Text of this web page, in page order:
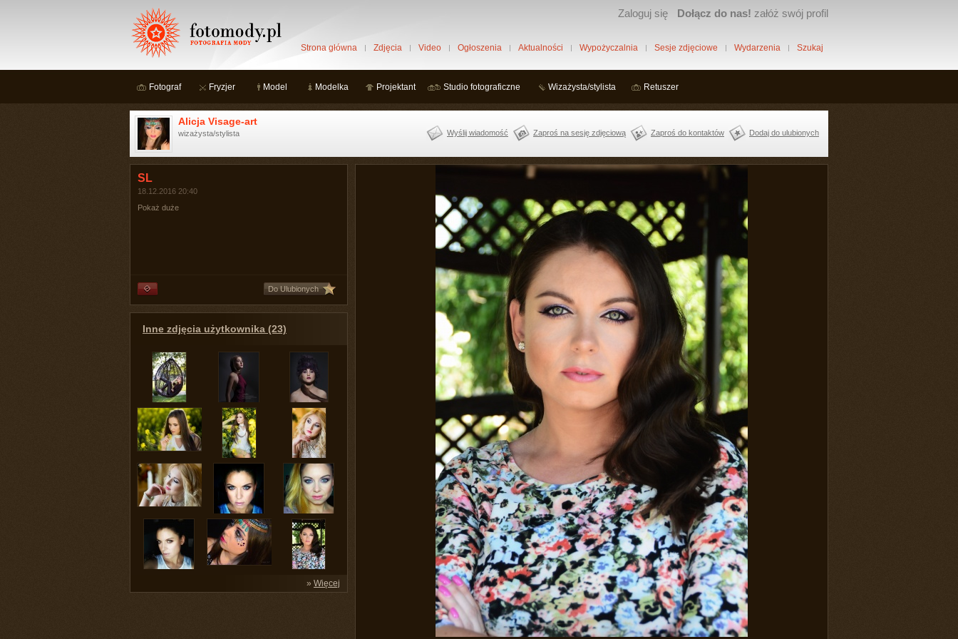
Zaloguj się Dołącz do nas! załóż swój profil
Strona główna Zdjęcia Video Ogłoszenia Aktualności Wypożyczalnia Sesje zdjęciowe Wydarzenia Szukaj
Fotograf Fryzjer Model Modelka Projektant Studio fotograficzne Wizażysta/stylista Retuszer
Alicja Visage-art
wizażysta/stylista Wyślij wiadomość Zaproś na sesję zdjęciową Zaproś do kontaktów Dodaj do ulubionych
SL
18.12.2016 20:40
Pokaż duże
Do Ulubionych
Inne zdjęcia użytkownika (23)
» Więcej